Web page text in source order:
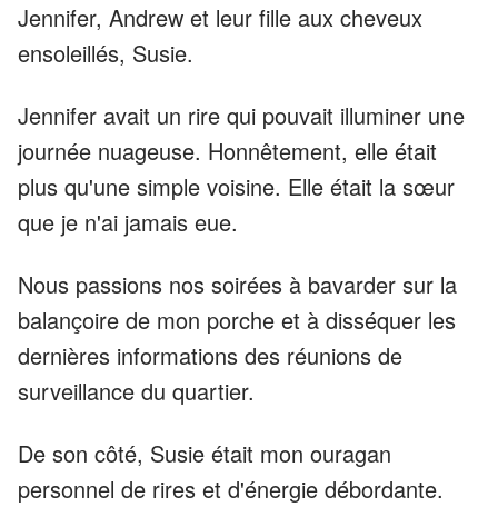
Jennifer, Andrew et leur fille aux cheveux
ensoleillés, Susie.
Jennifer avait un rire qui pouvait illuminer une
journée nuageuse. Honnêtement, elle était
plus qu'une simple voisine. Elle était la sœur
que je n'ai jamais eue.
Nous passions nos soirées à bavarder sur la
balançoire de mon porche et à disséquer les
dernières informations des réunions de
surveillance du quartier.
De son côté, Susie était mon ouragan
personnel de rires et d'énergie débordante.